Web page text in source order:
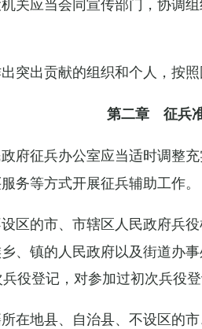
突出贡献的组织和个人，按照
第二章 征兵
府征兵办公室应当适时调整
务等方式开展征兵辅助工作。
区的市、市辖区人民政府兵
、镇的人民政府以及街道办
役登记，对参加过初次兵役
在地县、自治县、不设区的